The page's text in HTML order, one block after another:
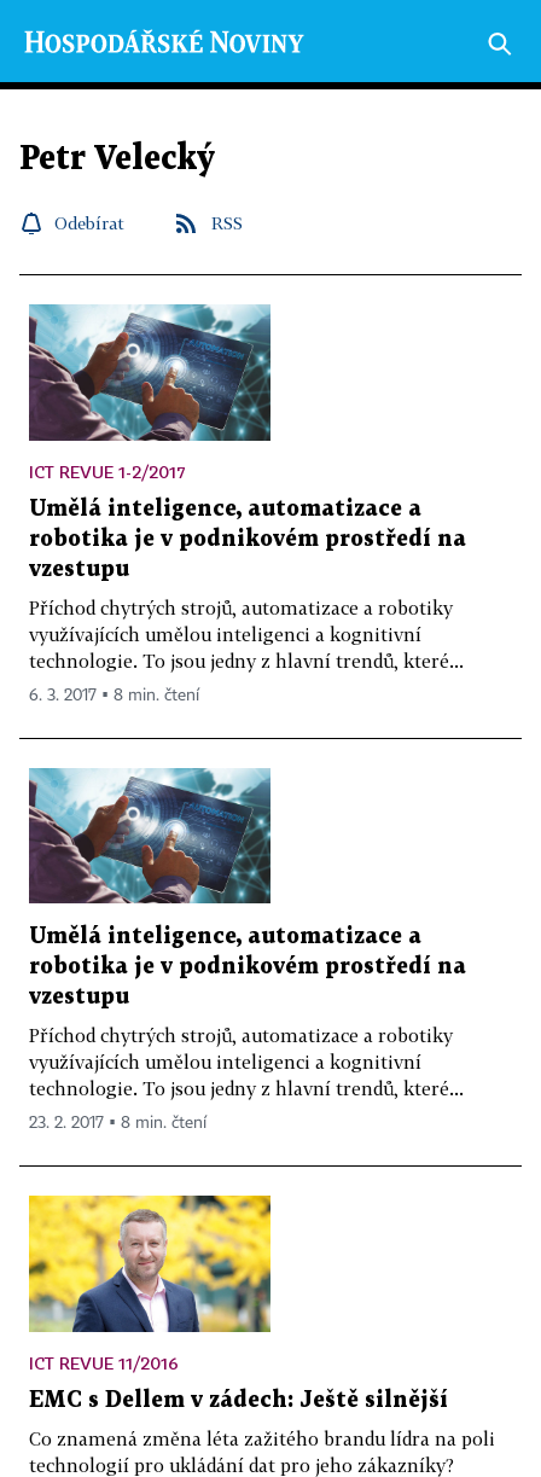
Petr Velecký
Odebírat RSS
ICT REVUE 1-2/2017
Umělá inteligence, automatizace a
robotika je v podnikovém prostředí na
vzestupu
Příchod chytrých strojů, automatizace a robotiky
využívajících umělou inteligenci a kognitivní
technologie. To jsou jedny z hlavní trendů, které...
6. 3. 2017 ▪ 8 min. čtení
Umělá inteligence, automatizace a
robotika je v podnikovém prostředí na
vzestupu
Příchod chytrých strojů, automatizace a robotiky
využívajících umělou inteligenci a kognitivní
technologie. To jsou jedny z hlavní trendů, které...
23. 2. 2017 ▪ 8 min. čtení
ICT REVUE 11/2016
EMC s Dellem v zádech: Ještě silnější
Co znamená změna léta zažitého brandu lídra na poli
technologií pro ukládání dat pro jeho zákazníky?